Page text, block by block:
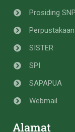
Prosiding
Perpustakaan
SISTER
SPI
SAPAPUA
Webmail
Alamat